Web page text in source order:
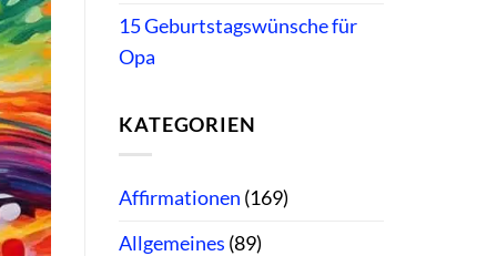
15 Geburtstagswünsche für
Opa
KATEGORIEN
Affirmationen (169)
Allgemeines (89)